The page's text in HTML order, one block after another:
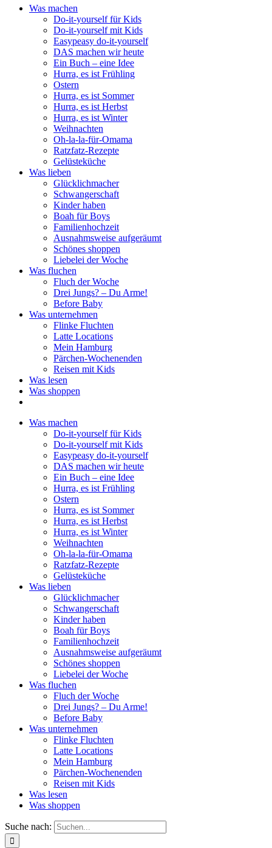
Was machen
Do-it-yourself für Kids
Do-it-yourself mit Kids
Easypeasy do-it-yourself
DAS machen wir heute
Ein Buch – eine Idee
Hurra, es ist Frühling
Ostern
Hurra, es ist Sommer
Hurra, es ist Herbst
Hurra, es ist Winter
Weihnachten
Oh-la-la-für-Omama
Ratzfatz-Rezepte
Gelüsteküche
Was lieben
Glücklichmacher
Schwangerschaft
Kinder haben
Boah für Boys
Familienhochzeit
Ausnahmsweise aufgeräumt
Schönes shoppen
Liebelei der Woche
Was fluchen
Fluch der Woche
Drei Jungs? – Du Arme!
Before Baby
Was unternehmen
Flinke Fluchten
Latte Locations
Mein Hamburg
Pärchen-Wochenenden
Reisen mit Kids
Was lesen
Was shoppen
Was machen
Do-it-yourself für Kids
Do-it-yourself mit Kids
Easypeasy do-it-yourself
DAS machen wir heute
Ein Buch – eine Idee
Hurra, es ist Frühling
Ostern
Hurra, es ist Sommer
Hurra, es ist Herbst
Hurra, es ist Winter
Weihnachten
Oh-la-la-für-Omama
Ratzfatz-Rezepte
Gelüsteküche
Was lieben
Glücklichmacher
Schwangerschaft
Kinder haben
Boah für Boys
Familienhochzeit
Ausnahmsweise aufgeräumt
Schönes shoppen
Liebelei der Woche
Was fluchen
Fluch der Woche
Drei Jungs? – Du Arme!
Before Baby
Was unternehmen
Flinke Fluchten
Latte Locations
Mein Hamburg
Pärchen-Wochenenden
Reisen mit Kids
Was lesen
Was shoppen
Suche nach: